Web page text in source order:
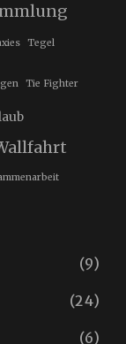
Tegel
Tie Fighter
(9)
(24)
(6)